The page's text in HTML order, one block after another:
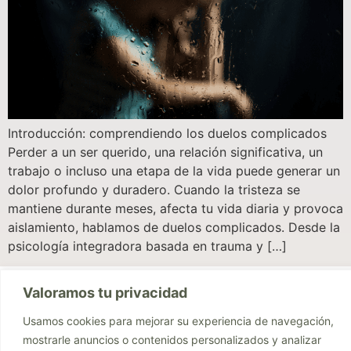
Valoramos tu privacidad
Usamos cookies para mejorar su experiencia de navegación,
mostrarle anuncios o contenidos personalizados y analizar
Introducción: comprendiendo los duelos complicados
Perder a un ser querido, una relación significativa, un
trabajo o incluso una etapa de la vida puede generar un
dolor profundo y duradero. Cuando la tristeza se
mantiene durante meses, afecta tu vida diaria y provoca
aislamiento, hablamos de duelos complicados. Desde la
psicología integradora basada en trauma y […]